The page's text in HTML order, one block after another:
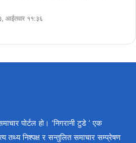
आईतवार ११:३६
पोर्टल हो। ‘निगरानी टुडे ‘ एक
तथ्य निश्पक्ष र सन्तुलित समाचार सम्प्रेषण